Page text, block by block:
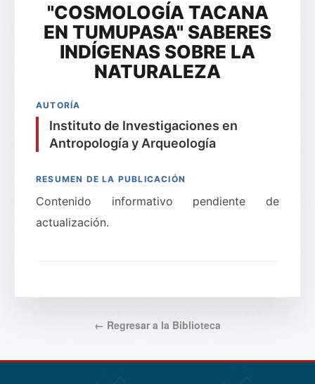
"COSMOLOGÍA TACANA
EN TUMUPASA" SABERES
INDÍGENAS SOBRE LA
NATURALEZA
AUTORÍA
Instituto de Investigaciones en
Antropología y Arqueología
RESUMEN DE LA PUBLICACIÓN
Contenido informativo pendiente de
actualización.
← Regresar a la Biblioteca